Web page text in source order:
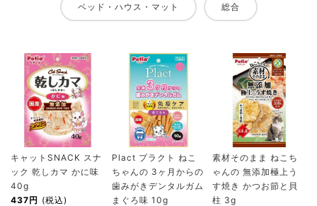
ベッド・ハウス・マット 総合
キャットSNACK スナ
ック 乾しカマ かに味
40g
437円 (税込)
Plact プラクト ねこ
ちゃんの 3ヶ月からの
歯みがきデンタルガム
まぐろ味 10g
素材そのまま ねこち
ゃんの 無添加極上う
す焼き かつお節と貝
柱 3g